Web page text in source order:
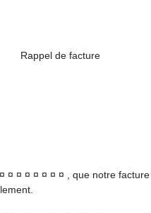
de facture
¤ ¤ ¤ ¤ ¤ ¤ ¤ , que notre